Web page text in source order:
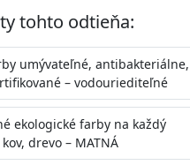
farba s iónmi
množstvo baktérií na
na hygienickú
priestory, detské
priestorov.Je plne
vodných pár z
a výborný rozliv. Je
tohto odtieňa:
umývateľné, antibakteriálne,
– vodouriediteľné
ekologické farby na každý
drevo – MATNÁ